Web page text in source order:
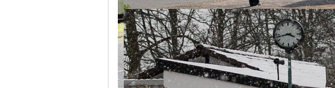
Discover Brohltal by “Vulkan-Express”!